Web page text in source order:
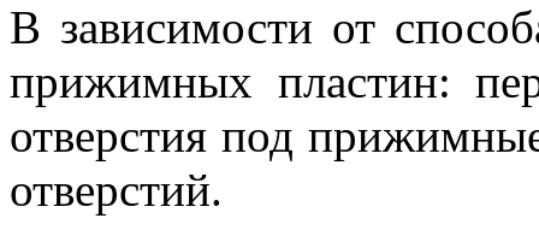
В зависимости от
прижимных пластин:
отверстия под
отверстий.